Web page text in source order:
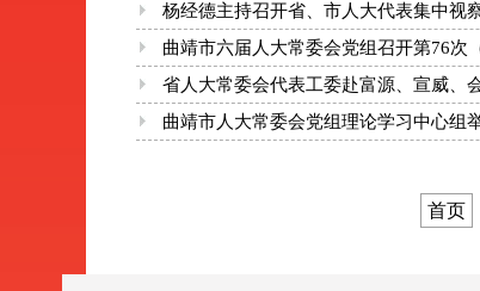
杨经德主持召开省、市人大代表集中视
曲靖市六届人大常委会党组召开第76次
省人大常委会代表工委赴富源、宣威、
曲靖市人大常委会党组理论学习中心组
首页